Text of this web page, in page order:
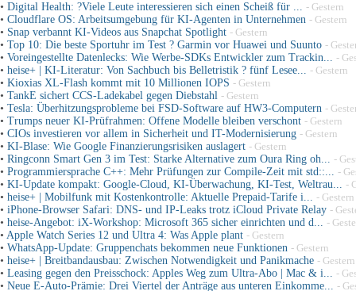
• Digital Health: ?Viele Leute interessieren sich einen Scheiß für ... - Gestern
• Cloudflare OS: Arbeitsumgebung für KI-Agenten in Unternehmen - Gestern
• Snap verbannt KI-Videos aus Snapchat Spotlight - Gestern
• Top 10: Die beste Sportuhr im Test ? Garmin vor Huawei und Suunto -
• Voreingestellte Datenlecks: Wie Werbe-SDKs Entwickler zum Trackin... -
• heise+ | KI-Literatur: Von Sachbuch bis Belletristik ? fünf Lesee... - Gestern
• Kioxias XL-Flash kommt mit 10 Millionen IOPS - Gestern
• TankE sichert CCS-Ladekabel gegen Diebstahl - Gestern
• Tesla: Überhitzungsprobleme bei FSD-Software auf HW3-Computern -
• Trumps neuer KI-Prüfrahmen: Offene Modelle bleiben verschont - Gestern
• CIOs investieren vor allem in Sicherheit und IT-Modernisierung - Gestern
• KI-Blase: Wie Google Finanzierungsrisiken auslagert - Gestern
• Ringconn Smart Gen 3 im Test: Starke Alternative zum Oura Ring oh... -
• Programmiersprache C++: Mehr Prüfungen zur Compile-Zeit mit std::... -
• KI-Update kompakt: Google-Cloud, KI-Überwachung, KI-Test, Weltrau... -
• heise+ | Mobilfunk mit Kostenkontrolle: Aktuelle Prepaid-Tarife i... - Gestern
• iPhone-Browser Safari: DNS- und IP-Leaks trotz iCloud Private Relay -
• heise-Angebot: iX-Workshop: Microsoft 365 sicher einrichten und d... -
• Apple Watch Series 12 und Ultra 4: Was Apple plant - Gestern
• WhatsApp-Update: Gruppenchats bekommen neue Funktionen - Gestern
• heise+ | Breitbandausbau: Zwischen Notwendigkeit und Panikmache - Gestern
• Leasing gegen den Preisschock: Apples Weg zum Ultra-Abo | Mac & i... -
• Neue E-Auto-Prämie: Drei Viertel der Anträge aus unteren Einkomme... -